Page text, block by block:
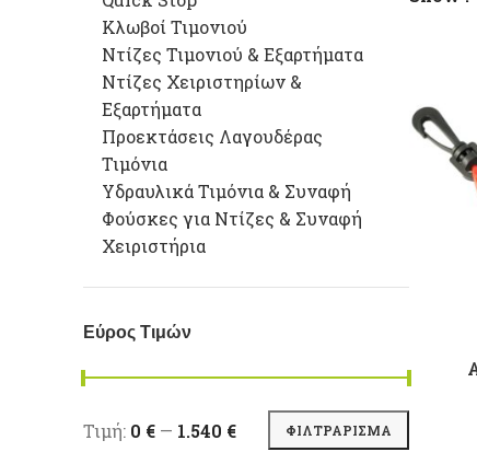
Κλωβοί Τιμονιού
Ντίζες Τιμονιού & Εξαρτήματα
Ντίζες Χειριστηρίων &
Εξαρτήματα
Προεκτάσεις Λαγουδέρας
Τιμόνια
Υδραυλικά Τιμόνια & Συναφή
Φούσκες για Ντίζες & Συναφή
Χειριστήρια
Εύρος Τιμών
Ελάχιστη τιμή
Μέγιστη τιμή ΦΙΛΤΡΆΡΙΣΜΑ
Τιμή: 0 € — 1.540 €